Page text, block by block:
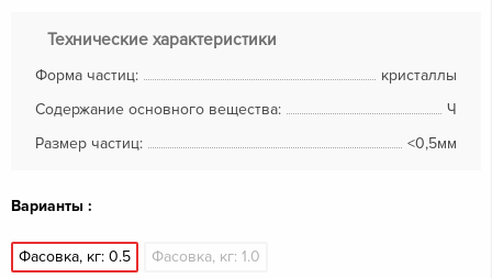
Технические характеристики
Форма частиц:
кристаллы
Содержание основного вещества:
Ч
Размер частиц:
<0,5мм
Варианты :
Фасовка, кг: 0.5 Фасовка, кг: 1.0